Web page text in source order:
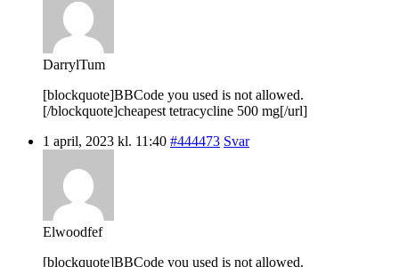
DarrylTum
[blockquote]BBCode you used is not allowed.
[/blockquote]cheapest tetracycline 500 mg[/url]
1 april, 2023 kl. 11:40 #444473 Svar
Elwoodfef
[blockquote]BBCode you used is not allowed.